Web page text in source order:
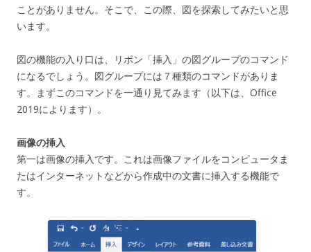
ことがありません。そこで、この際、図を探索してみたいと思
います。
図の機能の入り口は、リボン「挿入」の図グループのコマンド
になるでしょう。図グループには７種類のコマンドがありま
す。まずこのコマンドを一通り見てみます（以下は、Office
2019によります）。
画像の挿入
第一は画像の挿入です。これは画像ファイルをコンピュータま
たはインターネットなどから作成中の文書に挿入する機能で
す。